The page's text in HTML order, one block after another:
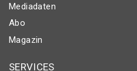
Mediadaten
Abo
Magazin
SERVICES